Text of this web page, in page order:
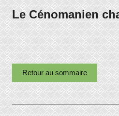
Le Cénomanien
Retour au sommaire